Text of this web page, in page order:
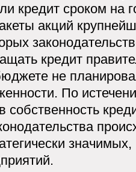
кредит сроком на
акций
кредит
не
По
собственность